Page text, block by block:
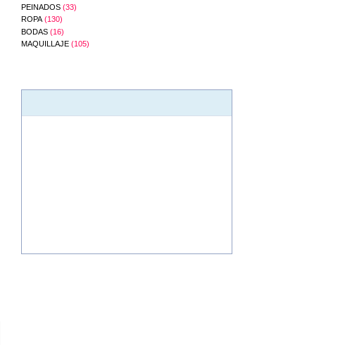
PEINADOS (33)
ROPA (130)
BODAS (16)
MAQUILLAJE (105)